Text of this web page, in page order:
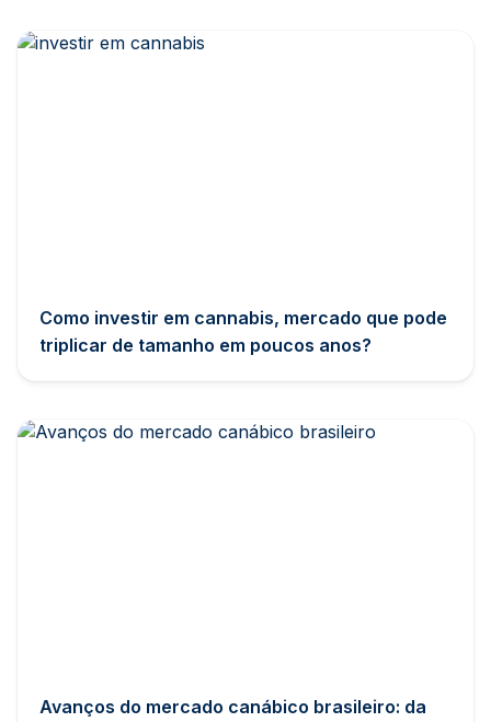
Como investir em cannabis, mercado que pode
triplicar de tamanho em poucos anos?
Avanços do mercado canábico brasileiro: da